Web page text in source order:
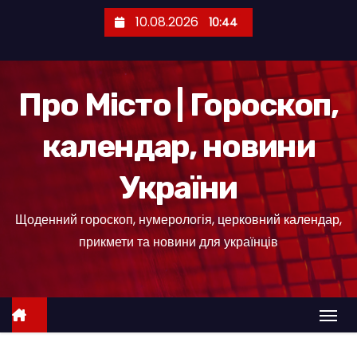
е
10.08.2026 10:44
Про Місто | Гороскоп,
календар, новини
України
Щоденний гороскоп, нумерологія, церковний календар,
прикмети та новини для українців